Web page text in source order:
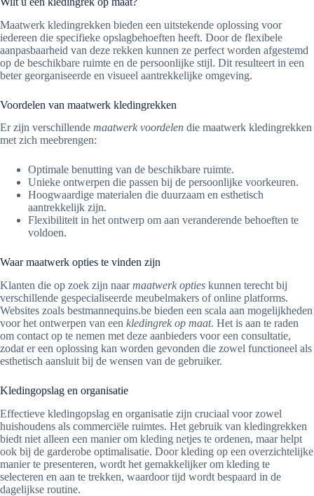
Maatwerk kledingrekken bieden een uitstekende oplossing voor
iedereen die specifieke opslagbehoeften heeft. Door de flexibele
aanpasbaarheid van deze rekken kunnen ze perfect worden afgestemd
op de beschikbare ruimte en de persoonlijke stijl. Dit resulteert in een
beter georganiseerde en visueel aantrekkelijke omgeving.
Voordelen van maatwerk kledingrekken
Er zijn verschillende maatwerk voordelen die maatwerk kledingrekken
met zich meebrengen:
Optimale benutting van de beschikbare ruimte.
Unieke ontwerpen die passen bij de persoonlijke voorkeuren.
Hoogwaardige materialen die duurzaam en esthetisch
aantrekkelijk zijn.
Flexibiliteit in het ontwerp om aan veranderende behoeften te
voldoen.
Waar maatwerk opties te vinden zijn
Klanten die op zoek zijn naarmaatwerk opties kunnen terecht bij
verschillende gespecialiseerde meubelmakers of online platforms.
Websites zoals bestmannequins.be bieden een scala aan mogelijkheden
voor het ontwerpen van een kledingrek op maat. Het is aan te raden
om contact op te nemen met deze aanbieders voor een consultatie,
zodat er een oplossing kan worden gevonden die zowel functioneel als
esthetisch aansluit bij de wensen van de gebruiker.
Kledingopslag en organisatie
Effectieve kledingopslag en organisatie zijn cruciaal voor zowel
huishoudens als commerciële ruimtes. Het gebruik van kledingrekken
biedt niet alleen een manier om kleding netjes te ordenen, maar helpt
ook bij de garderobe optimalisatie. Door kleding op een overzichtelijke
manier te presenteren, wordt het gemakkelijker om kleding te
selecteren en aan te trekken, waardoor tijd wordt bespaard in de
dagelijkse routine.